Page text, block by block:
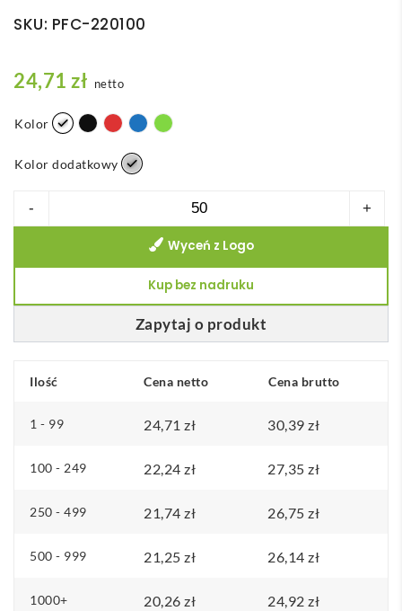
SKU: PFC-220100
24,71 zł netto
Kolor
Kolor dodatkowy
-
H2O
Base
ml
pokrywką
+
Zapytaj o produkt
Wyceń z Logo
Kup bez nadruku
Ilość Cena netto Cena brutto
1 - 99 24,71 zł 30,39 zł
100 - 249 22,24 zł 27,35 zł
250 - 499 21,74 zł 26,75 zł
500 - 999 21,25 zł 26,14 zł
1000+ 20,26 zł 24,92 zł